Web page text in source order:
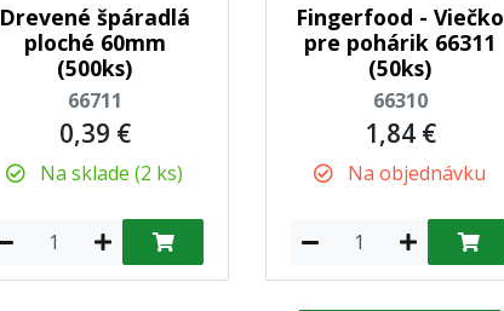
Drevené špáradlá
ploché 60mm
(500ks)
66711
0,39 €
Na sklade (2 ks)
Fingerfood - Viečko
pre pohárik 66311
(50ks)
66310
1,84 €
Na objednávku